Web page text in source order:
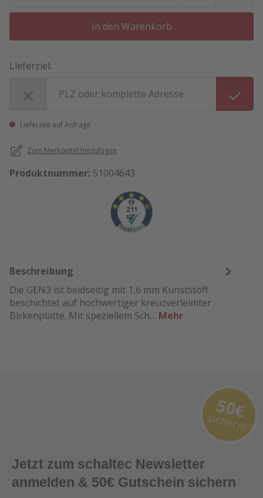
In den Warenkorb
Lieferziel:
Lieferzeit auf Anfrage
Zum Merkzettel hinzufügen
Produktnummer: 51004643
Beschreibung
Die GEN3 ist beidseitig mit 1,6 mm Kunststoff
beschichtet auf hochwertiger kreuzverleimter
Birkenplatte. Mit speziellem Sch… Mehr
Jetzt zum schaltec Newsletter
anmelden & 50€ Gutschein sichern
50€
sichern!